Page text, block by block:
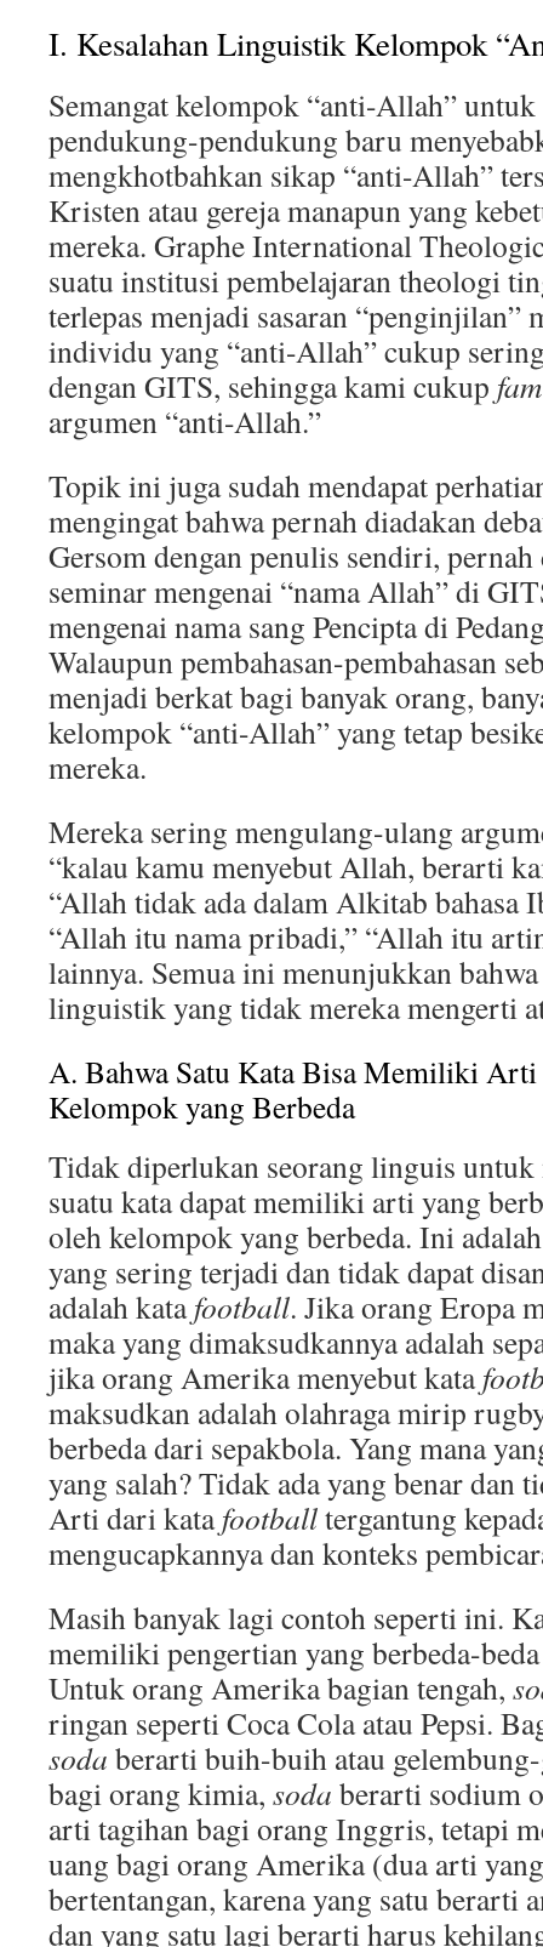
I. Kesalahan Linguistik Kelompok
Semangat kelompok “anti-Allah”
pendukung-pendukung baru
mengkhotbahkan sikap “anti-Allah”
Kristen atau gereja manapun yang
mereka. Graphe International
suatu institusi pembelajaran theologi
terlepas menjadi sasaran “penginjilan”
individu yang “anti-Allah” cukup
dengan GITS, sehingga kami cukup
argumen “anti-Allah.”
Topik ini juga sudah mendapat
mengingat bahwa pernah diadakan
Gersom dengan penulis sendiri, pernah
seminar mengenai “nama Allah” di
mengenai nama sang Pencipta di
Walaupun pembahasan-pembahasan
menjadi berkat bagi banyak orang,
kelompok “anti-Allah” yang tetap
mereka.
Mereka sering mengulang-ulang
“kalau kamu menyebut Allah, berarti
“Allah tidak ada dalam Alkitab bahasa
“Allah itu nama pribadi,” “Allah itu
lainnya. Semua ini menunjukkan
linguistik yang tidak mereka mengerti
A. Bahwa Satu Kata Bisa Memiliki Arti
Kelompok yang Berbeda
Tidak diperlukan seorang linguis untuk
suatu kata dapat memiliki arti yang
oleh kelompok yang berbeda. Ini
yang sering terjadi dan tidak dapat
adalah katafootball. Jika orang Eropa
maka yang dimaksudkannya adalah
jika orang Amerika menyebut kata
maksudkan adalah olahraga mirip
berbeda dari sepakbola. Yang mana
yang salah? Tidak ada yang benar dan
Arti dari katafootballtergantung
mengucapkannya dan konteks
Masih banyak lagi contoh seperti ini.
memiliki pengertian yang berbeda-
Untuk orang Amerika bagian tengah,
ringan seperti Coca Cola atau Pepsi.
soda berarti buih-buih atau
bagi orang kimia, soda berarti sodium
arti tagihan bagi orang Inggris, tetapi
uang bagi orang Amerika (dua arti
bertentangan, karena yang satu berarti
dan yang satu lagi berarti harus